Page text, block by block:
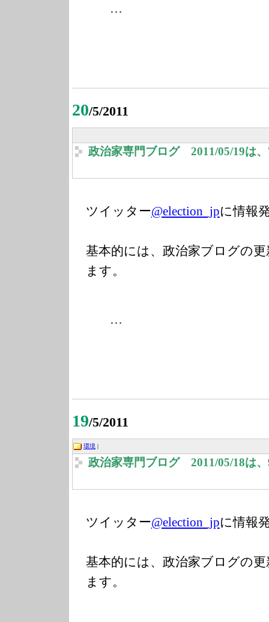
…
20/5/2011
政治家専門ブログ 2011/05/19は
ツイッター@election_jpに情報
基本的には、政治家ブログの
ます。
…
19/5/2011
環境 |
政治家専門ブログ 2011/05/18は
ツイッター@election_jpに情報
基本的には、政治家ブログの
ます。